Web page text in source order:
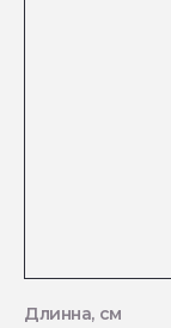
Длинна, см